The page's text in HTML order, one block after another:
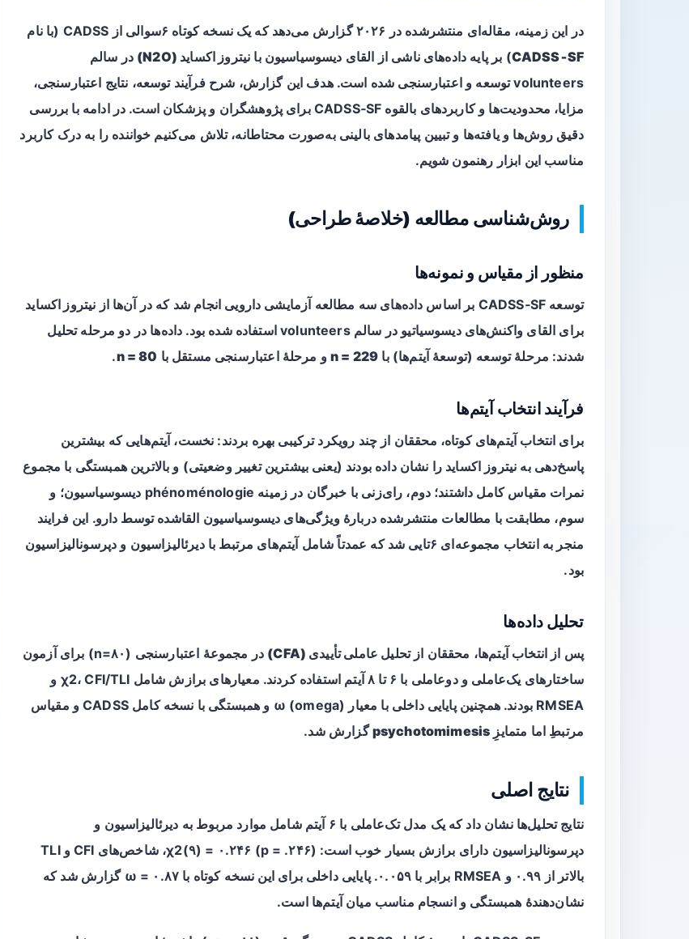
در این زمینه، مقاله‌ای منتشرشده در ۲۰۲۶ گزارش می‌دهد که یک نسخه کوتاه ۶‌سوالی از CADSS (با نام
CADSS‑SF) بر پایه داده‌های ناشی از القای دیسوسیاسیون با نیتروز اکساید (N2O)
در سالم‌
volunteers توسعه و اعتبارسنجی شده است. هدف این گزارش، شرح فرآیند توسعه، نتایج اعتبارسنجی،
مزایا، محدودیت‌ها و کاربردهای بالقوه CADSS‑SF برای پژوهشگران و پزشکان است. در ادامه با بررسی
دقیق روش‌ها و یافته‌ها و تبیین پیامدهای بالینی به‌صورت محتاطانه، تلاش می‌کنیم خواننده را به درک کاربرد
مناسب این ابزار رهنمون شویم.
روش‌شناسی مطالعه (خلاصهٔ طراحی)
منظور از مقیاس و نمونه‌ها
توسعه CADSS‑SF بر اساس داده‌های سه مطالعه آزمایشی دارویی انجام شد که در آن‌ها از
نیتروز اکساید
برای القای واکنش‌های دیسوسیاتیو در سالم‌ volunteers استفاده شده بود. داده‌ها در دو مرحله تحلیل
شدند: مرحلهٔ توسعه (توسعهٔ آیتم‌ها) با n = 229و مرحلهٔ اعتبارسنجی مستقل با n = 80
.
فرآیند انتخاب آیتم‌ها
برای انتخاب آیتم‌های کوتاه، محققان از چند رویکرد ترکیبی بهره بردند: نخست، آیتم‌هایی که بیشترین
پاسخ‌دهی به نیتروز اکساید را نشان داده بودند (یعنی بیشترین تغییر وضعیتی) و بالاترین همبستگی با مجموع
نمرات مقیاس کامل داشتند؛ دوم، رای‌زنی با خبرگان در زمینه phénoménologie دیسوسیاسیون؛ و
سوم، مطابقت با مطالعات منتشرشده دربارهٔ ویژگی‌های دیسوسیاسیون القاشده توسط دارو. این فرایند
منجر به انتخاب مجموعه‌ای ۶‌تایی شد که عمدتاً شامل آیتم‌های مرتبط با
دیرئالیزاسیون و دپرسونالیزاسیون
بود.
تحلیل داده‌ها
پس از انتخاب آیتم‌ها، محققان ازتحلیل عاملی تأییدی (CFA)
در مجموعهٔ اعتبارسنجی (n=۸۰) برای آزمون
ساختارهای یک‌عاملی و دو‌عاملی با ۶ تا ۸ آیتم استفاده کردند. معیارهای برازش شامل χ2، CFI/TLI و
RMSEA بودند. همچنین پایایی داخلی با معیار ω (omega) و همبستگی با نسخه کامل CADSS و مقیاس
مرتبطِ اما متمایزِ psychotomimesisگزارش شد.
نتایج اصلی
نتایج تحلیل‌ها نشان داد که یک مدلتک‌عاملی
با ۶ آیتم شامل موارد مربوط به دیرئالیزاسیون و
دپرسونالیزاسیون دارای برازش بسیار خوب است: χ2(۹) = ۰.۲۴۶ (p = .۲۴۶)، شاخص‌های CFI و TLI
بالاتر از ۰.۹۹ و RMSEA برابر با ۰.۰۵۹. پایایی داخلی برای این نسخه کوتاه با ω = ۰.۸۷ گزارش شد که
نشان‌دهندهٔ همبستگی و انسجام مناسب میان آیتم‌ها است.